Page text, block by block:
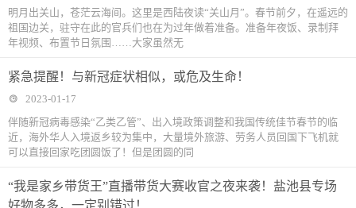
明月出关山，苍茫云海间。这里是西陆夜读“关山月”。春节前夕，在遥远的
祖国边关，驻守在此的官兵们也在为过年做着准备。准备年夜饭、录制拜
年视频、布置节日氛围……大家虽然无
紧急提醒！与新冠症状相似，或危及生命！
2023-01-17
伴随新冠病毒感染“乙类乙管”、出入境政策调整和我国传统佳节春节的临
近，海外华人入境返乡较为集中，大量境外旅游、劳务人员回国下飞机就
可以直接回家吃团圆饭了！但是团圆的同
“我是家乡带货王”直播带货大赛收官之夜来袭！盐池县专场